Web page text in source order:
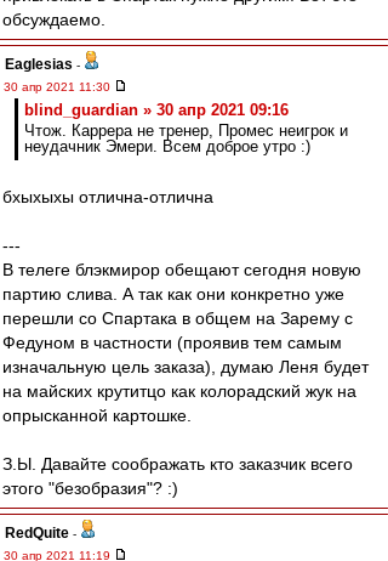
обсуждаемо.
Eaglesias -
30 апр 2021 11:30
blind_guardian » 30 апр 2021 09:16
Чтож. Каррера не тренер, Промес неигрок и
неудачник Эмери. Всем доброе утро :)
бхыхыхы отлична-отлична
---
В телеге блэкмирор обещают сегодня новую
партию слива. А так как они конкретно уже
перешли со Спартака в общем на Зарему с
Федуном в частности (проявив тем самым
изначальную цель заказа), думаю Леня будет
на майских крутитцо как колорадский жук на
опрысканной картошке.
З.Ы. Давайте соображать кто заказчик всего
этого "безобразия"? :)
RedQuite -
30 апр 2021 11:19